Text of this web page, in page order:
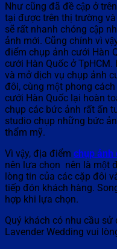
Như cũng đã đề cập ở
tại được trên thị trường
sẽ rất nhanh chóng cập
ảnh mới. Cũng chính vì
điểm chụp ảnh cưới Hàn
cưới Hàn Quốc ở
và mở dịch vụ chụp ảnh
đôi, cùng một phong
cưới Hàn Quốc lại hoàn
chụp các bức ảnh rất ấn
studio chụp những bức
thẩm mỹ.
Vì vậy, địa điểm chụp ảnh
nên lựa chọn nên là một
lòng tin của các cặp đôi
tiếp đón khách hàng.
hợp khi lựa chọn.
Quý khách có nhu cầu sử
Lavender Wedding vui